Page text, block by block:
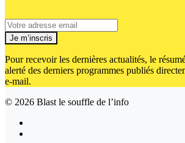
Je m’inscris
Pour recevoir les dernières actualités, le
alerté des derniers programmes publiés
e-mail.
© 2026 Blast le souffle de l’info